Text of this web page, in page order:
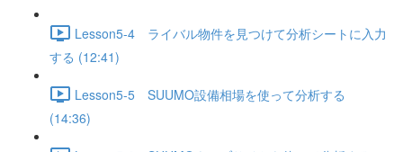
Lesson5-4 ライバル物件を見つけて分析シートに入力
する (12:41)
Lesson5-5 SUUMO設備相場を使って分析する
(14:36)